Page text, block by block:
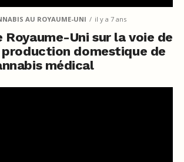
AU ROYAUME-UNI il y a 7 ans
Royaume-Uni sur la voie de
production domestique de
médical